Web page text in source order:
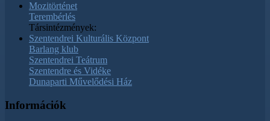
Mozitörténet
Terembérlés
Társintézmények:
Szentendrei Kulturális Központ
Barlang klub
Szentendrei Teátrum
Szentendre és Vidéke
Dunaparti Művelődési Ház
Információk